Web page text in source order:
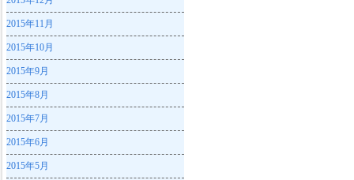
2015年11月
2015年10月
2015年9月
2015年8月
2015年7月
2015年6月
2015年5月